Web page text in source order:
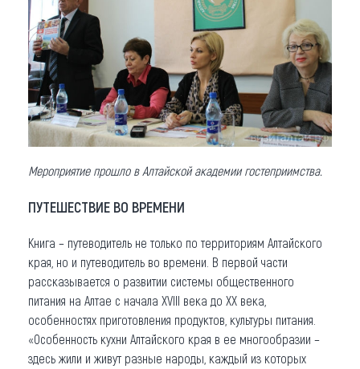
Мероприятие прошло в Алтайской академии гостеприимства.
ПУТЕШЕСТВИЕ ВО ВРЕМЕНИ
Книга – путеводитель не только по территориям Алтайского
края, но и путеводитель во времени. В первой части
рассказывается о развитии системы общественного
питания на Алтае с начала XVIII века до ХХ века,
особенностях приготовления продуктов, культуры питания.
«Особенность кухни Алтайского края в ее многообразии –
здесь жили и живут разные народы, каждый из которых